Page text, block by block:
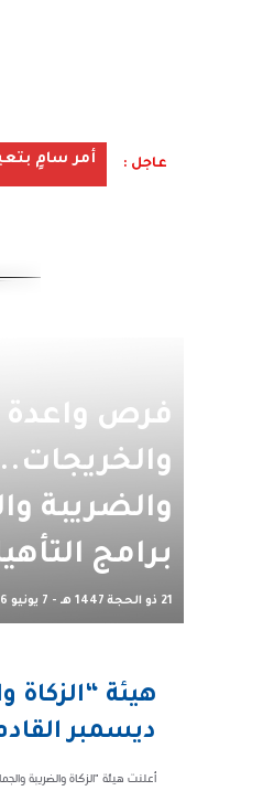
عاجل : أمر سامٍ
فرص واعدة
والخريجات..
والضريبة
برامج التأهيل
21 ذو الحجة 1447 هـ - 7 يونيو 2026 م
هيئة
ديسمبر